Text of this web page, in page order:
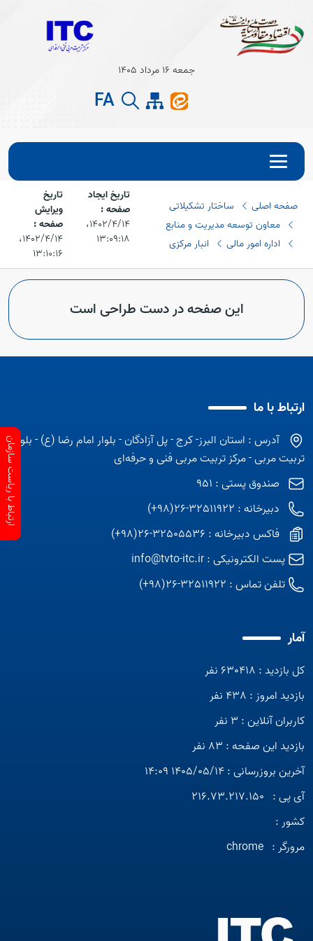
Open
جمعه 16 مرداد 1405
FA
صفحه اصلی
ساختار تشکیلاتی
معاون توسعه مدیریت و منابع
اداره امور مالی
انبار مرکزی
تاریخ ایجاد
صفحه :
۱۴۰۲/۴/۱۴،‏
۱۳:۰۹:۱۸
تاریخ
ویرایش
صفحه :
۱۴۰۲/۴/۱۴،‏
۱۳:۱۰:۱۶
این صفحه در دست طراحی است
ارتباط با ما
آدرس : استان البرز- کرج - پل آزادگان - بلوار امام رضا (ع) - بلوار
تربیت مربی - مرکز تربیت مربی فنی و حرفه‌ای
صندوق پستی : 951
دبیرخانه : 32511922-26(98+)
فاکس دبیرخانه : 32505536-26(98+)
پست الکترونیکی :info@tvto-itc.ir
تلفن تماس : 32511922-26(98+)
آمار
کل بازدید : 630418 نفر
بازدید امروز : 438 نفر
کاربران آنلاین : 3 نفر
بازدید این صفحه : 83 نفر
آخرین بروزرسانی : 1405/05/14 14:09
آی پی : 216.73.217.150
کشور :
مرورگر : chrome
ارتباط با ریاست سازمان